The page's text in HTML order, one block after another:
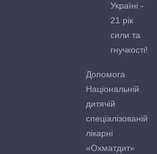
Україні -
21 рік
сили та
гнучкості!
Допомога
Національній
дитячій
спеціалізованій
лікарні
«Охматдит»